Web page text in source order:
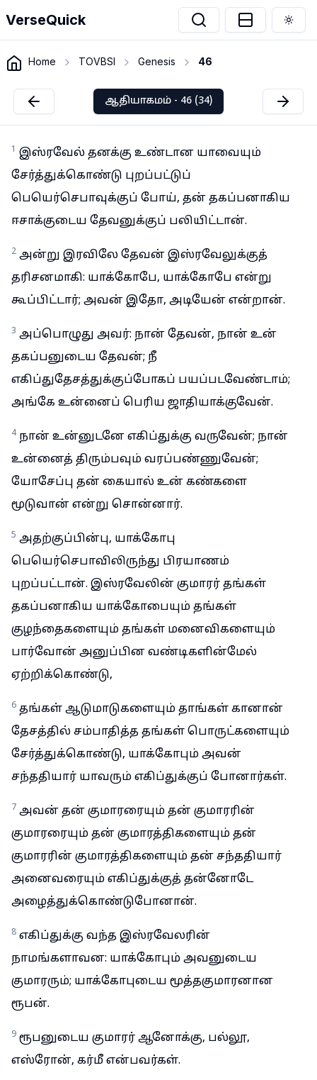
VerseQuick
Home TOVBSI Genesis 46
ஆதியாகமம் - 46 (34)
1 இஸ்ரவேல் தனக்கு உண்டான யாவையும்
சேர்த்துக்கொண்டு புறப்பட்டுப்
பெயெர்செபாவுக்குப் போய், தன் தகப்பனாகிய
ஈசாக்குடைய தேவனுக்குப் பலியிட்டான்.
2 அன்று இரவிலே தேவன் இஸ்ரவேலுக்குத்
தரிசனமாகி: யாக்கோபே, யாக்கோபே என்று
கூப்பிட்டார்; அவன் இதோ, அடியேன் என்றான்.
3 அப்பொழுது அவர்: நான் தேவன், நான் உன்
தகப்பனுடைய தேவன்; நீ
எகிப்துதேசத்துக்குப்போகப் பயப்படவேண்டாம்;
அங்கே உன்னைப் பெரிய ஜாதியாக்குவேன்.
4 நான் உன்னுடனே எகிப்துக்கு வருவேன்; நான்
உன்னைத் திரும்பவும் வரப்பண்ணுவேன்;
யோசேப்பு தன் கையால் உன் கண்களை
மூடுவான் என்று சொன்னார்.
5 அதற்குப்பின்பு, யாக்கோபு
பெயெர்செபாவிலிருந்து பிரயாணம்
புறப்பட்டான். இஸ்ரவேலின் குமாரர் தங்கள்
தகப்பனாகிய யாக்கோபையும் தங்கள்
குழந்தைகளையும் தங்கள் மனைவிகளையும்
பார்வோன் அனுப்பின வண்டிகளின்மேல்
ஏற்றிக்கொண்டு,
6 தங்கள் ஆடுமாடுகளையும் தாங்கள் கானான்
தேசத்தில் சம்பாதித்த தங்கள் பொருட்களையும்
சேர்த்துக்கொண்டு, யாக்கோபும் அவன்
சந்ததியார் யாவரும் எகிப்துக்குப் போனார்கள்.
7 அவன் தன் குமாரரையும் தன் குமாரரின்
குமாரரையும் தன் குமாரத்திகளையும் தன்
குமாரரின் குமாரத்திகளையும் தன் சந்ததியார்
அனைவரையும் எகிப்துக்குத் தன்னோடே
அழைத்துக்கொண்டுபோனான்.
8 எகிப்துக்கு வந்த இஸ்ரவேலரின்
நாமங்களாவன: யாக்கோபும் அவனுடைய
குமாரரும்; யாக்கோபுடைய மூத்தகுமாரனான
ரூபன்.
9 ரூபனுடைய குமாரர் ஆனோக்கு, பல்லூ,
எஸ்ரோன், கர்மீ என்பவர்கள்.